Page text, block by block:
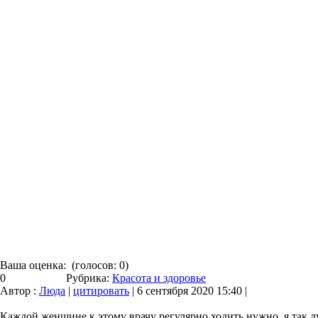
Ваша оценка:
0
(голосов: 0)
Рубрика: Красота и здоровье
Автор : Люда | цитировать | 6 сентября 2020 15:40 |